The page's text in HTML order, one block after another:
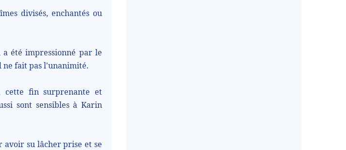
divisés, enchantés ou
été impressionné par le
fait pas l'unanimité.
cette fin surprenante et
sont sensibles à Karin
su lâcher prise et se